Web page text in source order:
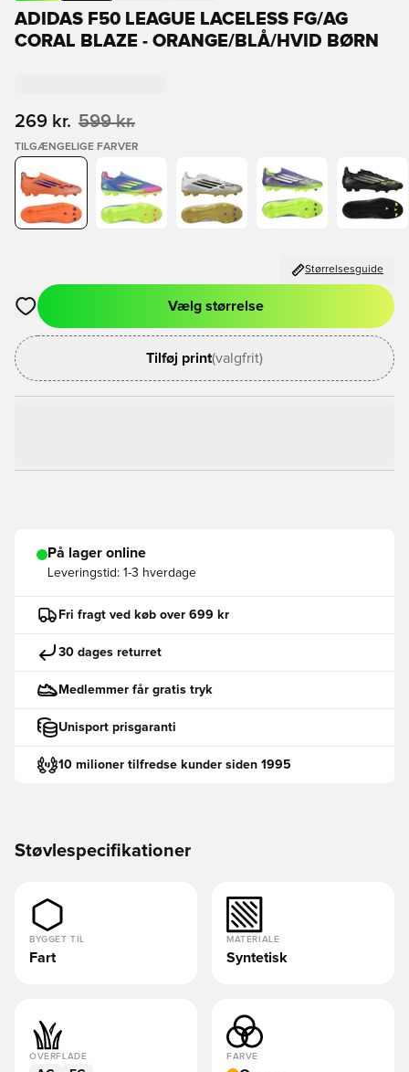
ADIDAS F50 LEAGUE LACELESS FG/AG
CORAL BLAZE - ORANGE/BLÅ/HVID BØRN
269 kr. 599 kr.
TILGÆNGELIGE FARVER
Størrelsesguide
Åbner en Modal til at logge ind eller tilmelde dig som medlem
Vælg størrelse
Tilføj print(valgfrit)
På lager online
Leveringstid: 1-3 hverdage
Fri fragt ved køb over 699 kr
30 dages returret
Medlemmer får gratis tryk
Unisport prisgaranti
10 milioner tilfredse kunder siden 1995
Støvlespecifikationer
BYGGET TIL
Fart
MATERIALE
Syntetisk
OVERFLADE FARVE